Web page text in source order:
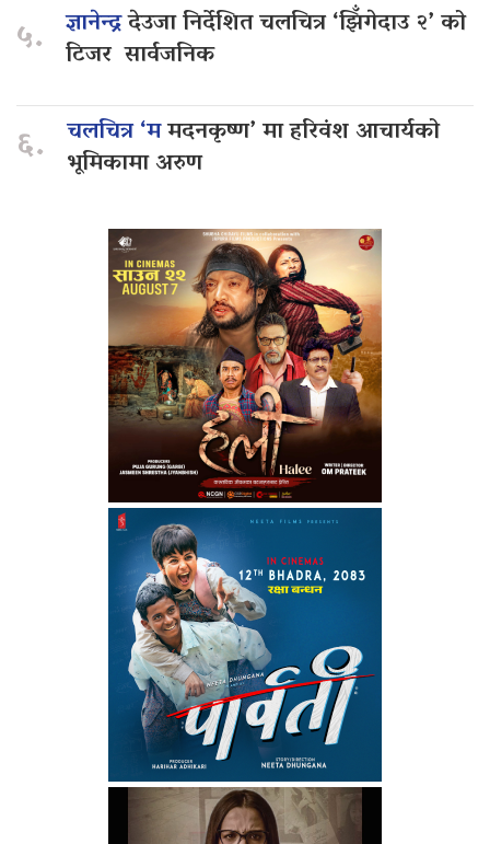
५. ज्ञानेन्द्रदेउजा निर्देशित चलचित्र ‘झिँगेदाउ २’ को
टिजर सार्वजनिक
६. चलचित्र ‘ममदनकृष्ण’ मा हरिवंश आचार्यको
भूमिकामा अरुण